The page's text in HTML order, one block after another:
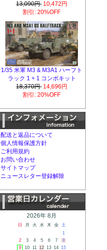
13,090円 10,472円
割引: 20%OFF
1/35 米軍 M3 & M3A1 ハーフト
ラック 1 + 1 コンボキット
18,370円 14,696円
割引: 20%OFF
配送と返品について
個人情報保護方針
ご利用規約
お問い合わせ
サイトマップ
ニュースレター登録解除
2026年 8月
日 月 火 水 木 金
土
1
2
3 4 5 6 7
8
9
10 11 12 13 14 15